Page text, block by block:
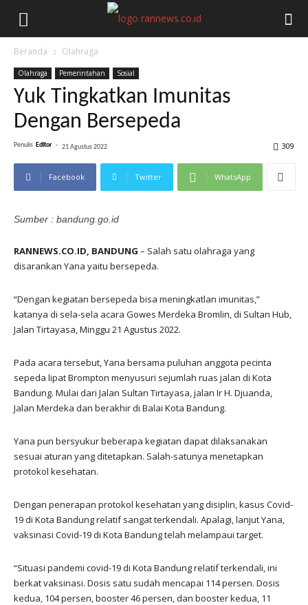
Beranda Olahraga
Olahraga Pemerintahan Sosial
Yuk Tingkatkan Imunitas
Dengan Bersepeda
Penulis Editor - 21 Agustus 2022 309
Facebook Twitter WhatsApp
Sumber : bandung.go.id
RANNEWS.CO.ID, BANDUNG – Salah satu olahraga yang
disarankan Yana yaitu bersepeda.
“Dengan kegiatan bersepeda bisa meningkatlan imunitas,”
katanya di sela-sela acara Gowes Merdeka Bromlin, di Sultan Hub,
Jalan Tirtayasa, Minggu 21 Agustus 2022.
Pada acara tersebut, Yana bersama puluhan anggota pecinta
sepeda lipat Brompton menyusuri sejumlah ruas jalan di Kota
Bandung. Mulai dari Jalan Sultan Tirtayasa, jalan Ir H. Djuanda,
Jalan Merdeka dan berakhir di Balai Kota Bandung.
Yana pun bersyukur beberapa kegiatan dapat dilaksanakan
sesuai aturan yang ditetapkan. Salah-satunya menetapkan
protokol kesehatan.
Dengan penerapan protokol kesehatan yang disiplin, kasus Covid-
19 di Kota Bandung relatif sangat terkendali. Apalagi, lanjut Yana,
vaksinasi Covid-19 di Kota Bandung telah melampaui target.
“Situasi pandemi covid-19 di Kota Bandung relatif terkendali, ini
berkat vaksinasi. Dosis satu sudah mencapai 114 persen. Dosis
kedua, 104 persen, booster 46 persen, dan booster kedua, 11